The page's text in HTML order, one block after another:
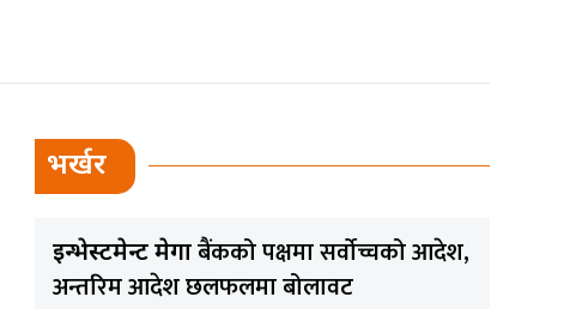
भर्खर
इन्भेस्टमेन्ट मेगाबैंकको पक्षमा सर्वाेच्चको आदेश,
अन्तरिम आदेश छलफलमा बोलावट